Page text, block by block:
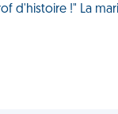
d'histoire !" La